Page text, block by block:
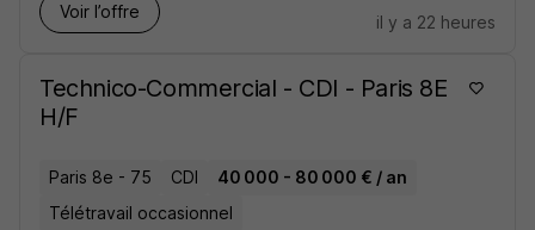
Voir l’offre
il y a 22 heures
Technico-Commercial - CDI - Paris 8E
H/F
Paris 8e - 75 CDI
40 000 - 80 000 € / an
Télétravail occasionnel